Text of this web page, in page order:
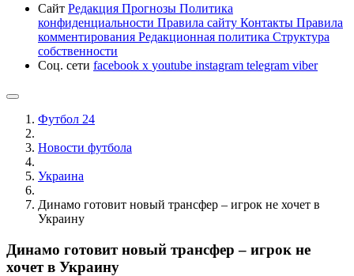
Сайт Редакция Прогнозы Политика
конфиденциальности Правила сайту Контакты Правила
комментирования Редакционная политика Структура
собственности
Соц. сети facebook x youtube instagram telegram viber
Футбол 24
Новости футбола
Украина
Динамо готовит новый трансфер – игрок не хочет в
Украину
Динамо готовит новый трансфер – игрок не
хочет в Украину